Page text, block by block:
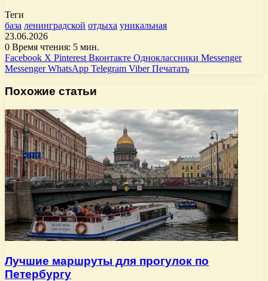
Теги
база ленинградской отдыха уникальная
23.06.2026
0 Время чтения: 5 мин.
Facebook X Pinterest Вконтакте Одноклассники Messenger
Messenger WhatsApp Telegram Viber Печатать
Похожие статьи
Лучшие маршруты для прогулок по
Петербургу